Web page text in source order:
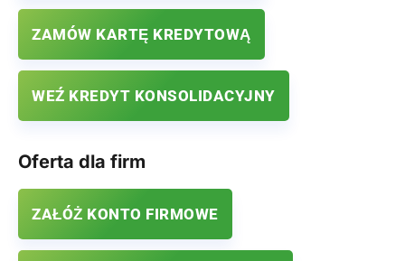
ZAMÓW KARTĘ KREDYTOWĄ
WEŹ KREDYT KONSOLIDACYJNY
Oferta dla firm
ZAŁÓŻ KONTO FIRMOWE